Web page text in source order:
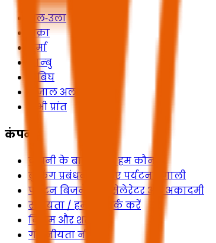
अल‑उला
शक्रा
धुर्मा
यान्बु
राबिघ
रिजाल अल‑माऽ
सभी प्रांत
कंपनी
कंपनी के बारे में और हम कौन हैं
बुकिंग प्रबंधन के लिए पर्यटन प्रणाली
पर्यटन बिजनेस एक्सेलेरेटर और अकादमी
सहायता / हमसे संपर्क करें
नियम और शर्तें
गोपनीयता नीति